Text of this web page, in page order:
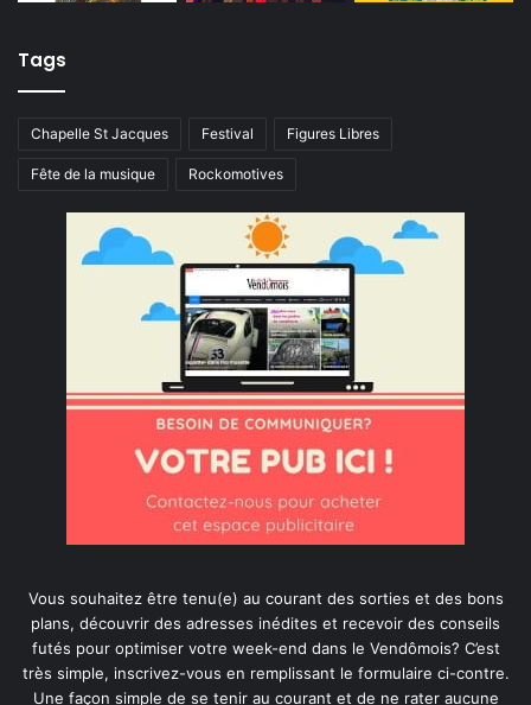
Tags
Chapelle St Jacques Festival Figures Libres
Fête de la musique Rockomotives
Vous souhaitez être tenu(e) au courant des sorties et des bons
plans, découvrir des adresses inédites et recevoir des conseils
futés pour optimiser votre week-end dans le Vendômois? C’est
très simple, inscrivez-vous en remplissant le formulaire ci-contre.
Une façon simple de se tenir au courant et de ne rater aucune